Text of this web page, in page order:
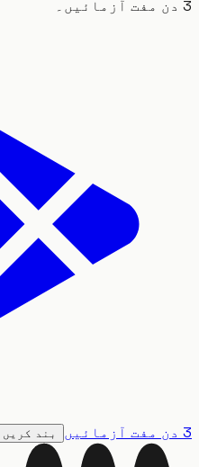
بند کریں